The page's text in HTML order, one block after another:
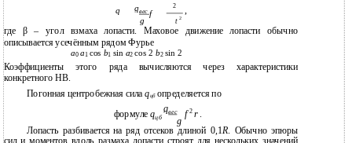
q qвес f
2 ,
g t2
где β – угол взмаха лопасти. Маховое движение лопасти обычно
описывается усечённым рядом Фурье
а0 а1 cos b1 sin a2cos 2b2 sin 2
Коэффициенты этого ряда вычисляются через характеристики
конкретного НВ.
Погонная центробежная силаqцб определяется по
формулеqцб
qвес
g
f2r .
Лопасть разбивается на ряд отсеков длиной 0,1 R . Обычно эпюры
сил и моментов вдоль размаха лопасти строят для нескольких значений